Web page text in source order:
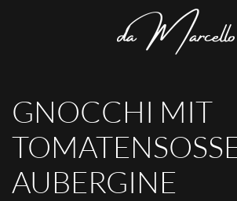
Skip to main content
GNOCCHI MIT
TOMATENSOSSE
UBERGINE